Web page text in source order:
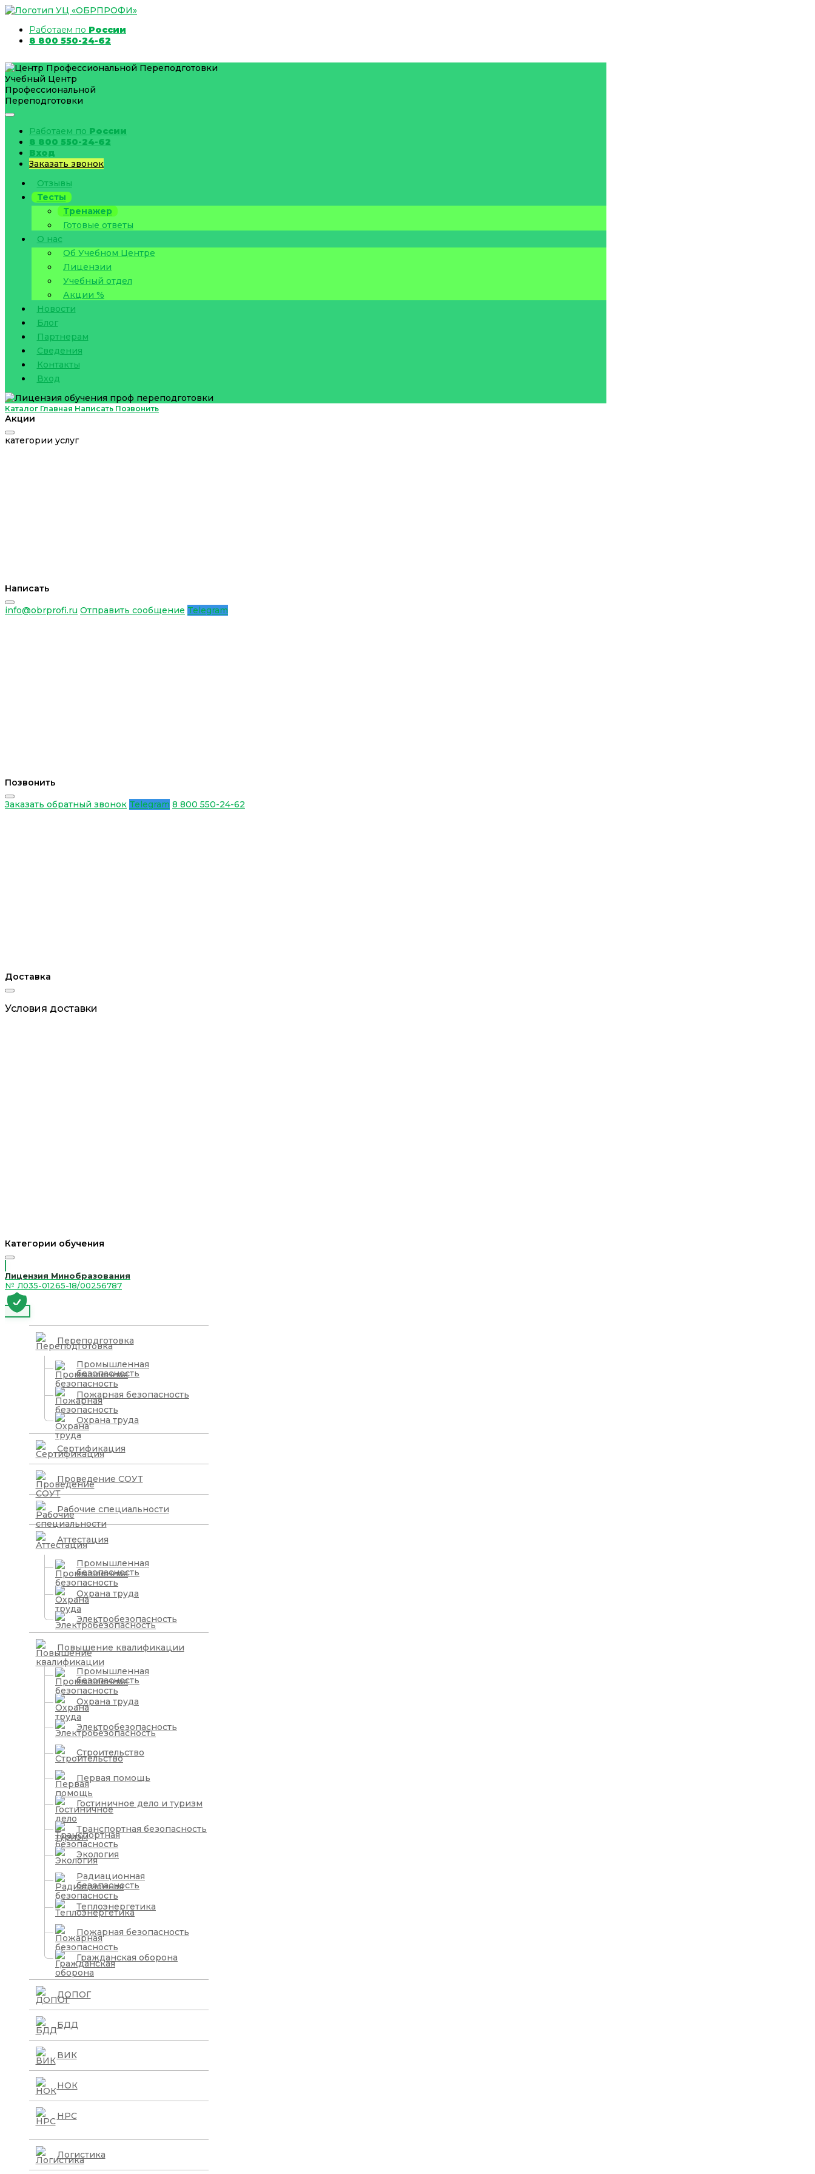
Работаем по России
8 800 550-24-62
Учебный Центр
Профессиональной
Переподготовки
Работаем по России
8 800 550-24-62
Вход
Заказать звонок
Отзывы
Тесты
Тренажер
Готовые ответы
О нас
Об Учебном Центре
Лицензии
Учебный отдел
Акции %
Новости
Блог
Партнерам
Сведения
Контакты
Вход
Каталог Главная Написать Позвонить
Акции
категории услуг
Написать
info@obrprofi.ru Отправить сообщение Telegram
Позвонить
Заказать обратный звонок Telegram 8 800 550-24-62
Доставка
Условия доставки
Категории обучения
Лицензия Минобразования
№ Л035-01265-18/00256787
Переподготовка
Промышленная
безопасность
Пожарная безопасность
Охрана труда
Сертификация
Проведение СОУТ
Рабочие специальности
Аттестация
Промышленная
безопасность
Охрана труда
Электробезопасность
Повышение квалификации
Промышленная
безопасность
Охрана труда
Электробезопасность
Строительство
Первая помощь
Гостиничное дело и туризм
Транспортная безопасность
Экология
Радиационная
безопасность
Теплоэнергетика
Пожарная безопасность
Гражданская оборона
ДОПОГ
БДД
ВИК
НОК
НРС
Логистика